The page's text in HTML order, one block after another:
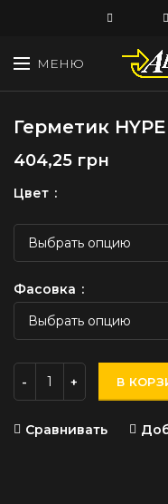
МЕНЮ
Герметик
грн
Цвет
Фасовка
В
Сравнивать